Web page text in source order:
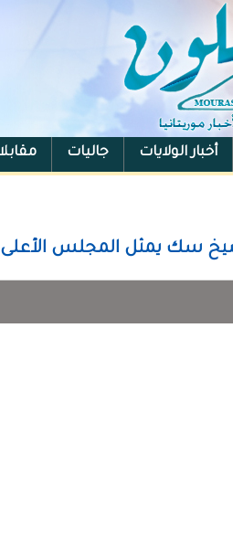
أخبار الولايات جاليات
سك يمثل المجلس